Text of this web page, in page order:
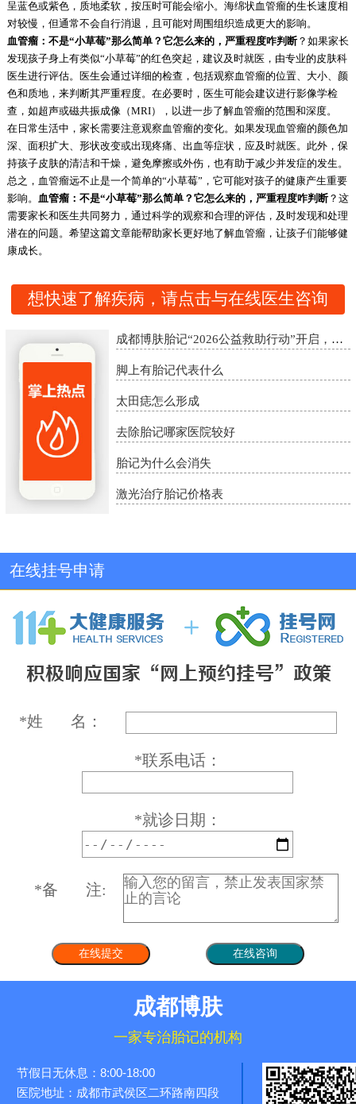
呈蓝色或紫色，质地柔软，按压时可能会缩小。海绵状血管瘤的生长速度相
对较慢，但通常不会自行消退，且可能对周围组织造成更大的影响。
血管瘤：不是“小草莓”那么简单？它怎么来的，严重程度咋判断？如果家长
发现孩子身上有类似“小草莓”的红色突起，建议及时就医，由专业的皮肤科
医生进行评估。医生会通过详细的检查，包括观察血管瘤的位置、大小、颜
色和质地，来判断其严重程度。在必要时，医生可能会建议进行影像学检
查，如超声或磁共振成像（MRI），以进一步了解血管瘤的范围和深度。
在日常生活中，家长需要注意观察血管瘤的变化。如果发现血管瘤的颜色加
深、面积扩大、形状改变或出现疼痛、出血等症状，应及时就医。此外，保
持孩子皮肤的清洁和干燥，避免摩擦或外伤，也有助于减少并发症的发生。
总之，血管瘤远不止是一个简单的“小草莓”，它可能对孩子的健康产生重要
影响。 血管瘤：不是“小草莓”那么简单？它怎么来的，严重程度咋判断？这
需要家长和医生共同努力，通过科学的观察和合理的评估，及时发现和处理
潜在的问题。希望这篇文章能帮助家长更好地了解血管瘤，让孩子们能够健
康成长。
想快速了解疾病，请点击与在线医生咨询
成都博肤胎记“2026公益救助行动”开启，精准诊疗助胎记患者重启自信
脚上有胎记代表什么
太田痣怎么形成
去除胎记哪家医院较好
胎记为什么会消失
激光治疗胎记价格表
在线挂号申请
*姓 名：
*联系电话：
*就诊日期：
*备 注:
成都博肤
一家专治胎记的机构
节假日无休息：8:00-18:00
医院地址：成都市武侯区二环路南四段